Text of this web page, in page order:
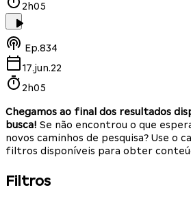
2h05
Ep.834
17.jun.22
2h05
Chegamos ao final dos resultados
busca! Se não encontrou o que
novos caminhos de pesquisa? Use o
filtros disponíveis para obter
Filtros